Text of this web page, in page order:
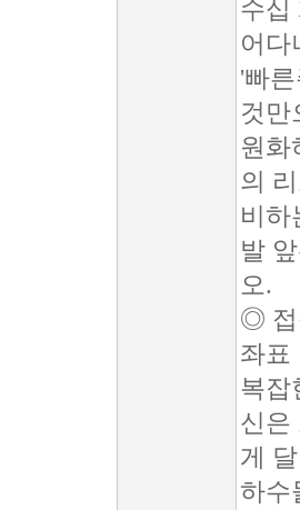
수십
어다
'빠
것만
원화
의
비하
발
오.
◎ 접
좌표
복잡
신은
게
하수